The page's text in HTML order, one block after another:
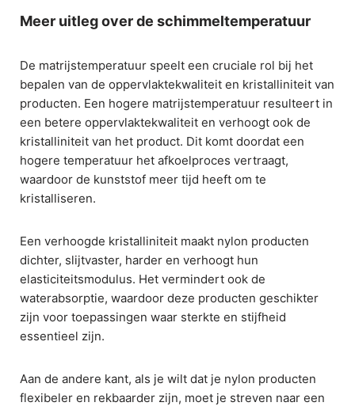
Meer uitleg over de schimmeltemperatuur
De matrijstemperatuur speelt een cruciale rol bij het
bepalen van de oppervlaktekwaliteit en kristalliniteit van
producten. Een hogere matrijstemperatuur resulteert in
een betere oppervlaktekwaliteit en verhoogt ook de
kristalliniteit van het product. Dit komt doordat een
hogere temperatuur het afkoelproces vertraagt,
waardoor de kunststof meer tijd heeft om te
kristalliseren.
Een verhoogde kristalliniteit maakt nylon producten
dichter, slijtvaster, harder en verhoogt hun
elasticiteitsmodulus. Het vermindert ook de
waterabsorptie, waardoor deze producten geschikter
zijn voor toepassingen waar sterkte en stijfheid
essentieel zijn.
Aan de andere kant, als je wilt dat je nylon producten
flexibeler en rekbaarder zijn, moet je streven naar een